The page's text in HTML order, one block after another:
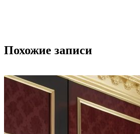
Похожие записи